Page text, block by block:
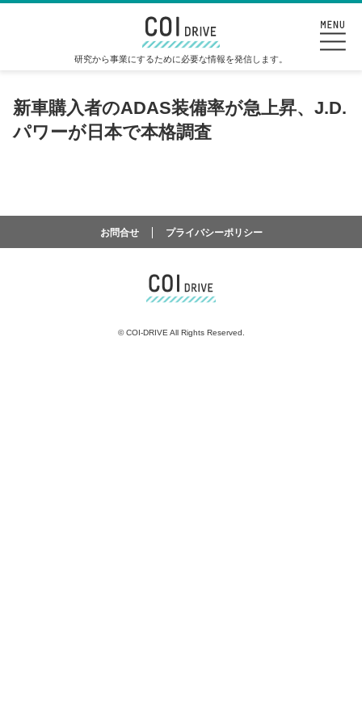
研究から事業にするために必要な情報を発信します。
新車購入者のADAS装備率が急上昇、J.D.
パワーが日本で本格調査
お問合せ プライバシーポリシー
©COI-DRIVE All Rights Reserved.